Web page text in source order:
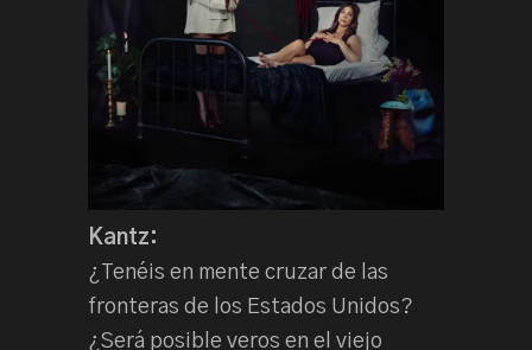
Kantz:
¿Tenéis en mente cruzar de las
fronteras de los Estados Unidos?
¿Será posible veros en el viejo